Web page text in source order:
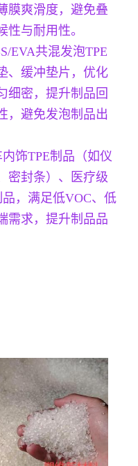
膜爽滑度，避免叠
与耐用性。
EVA共混发泡TPE
、缓冲垫片，优化
细密，提升制品回
，避免发泡制品出
饰TPE制品（如仪
密封条）、医疗级
，满足低VOC、低
需求，提升制品品